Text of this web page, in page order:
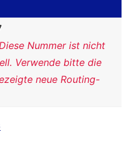
Nummer ist nicht
Verwende bitte die
neue Routing-